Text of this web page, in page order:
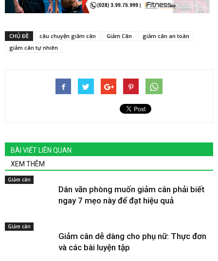
CHỦ ĐỀ câu chuyện giảm cân Giảm Cân
giảm cân an toàn
giảm cân tự nhiên
BÀI VIẾT LIÊN QUAN
XEM THÊM
Giảm cân
Dân văn phòng muốn giảm cân phải biết
ngay 7 mẹo này để đạt hiệu quả
Giảm cân
Giảm cân dễ dàng cho phụ nữ: Thực đơn
và các bài luyện tập